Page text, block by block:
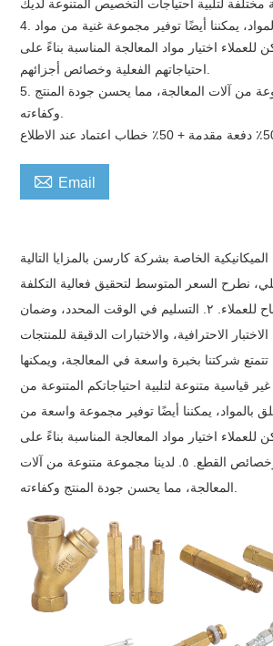
4. فيما يتعلق بالمواد، يمكننا أيضًا توفير مجموعة غنية من مواد
للعملاء اختيار مواد المعالجة المناسبة بناءً على
5. لدينا مجموعة متنوعة من آلات المعالجة، مما يحسن جودة المنتج
 Email
نطرح السعر المتوسط ​​لتحقيق فعالية التكلفة
الحقيقية وتحقيق الأرباح للعملاء. ٢. التسليم في الوقت المحدد، وضمان
الاحترافية، والاختبارات الدقيقة للمنتجات
جودتها. ٣. تتمتع شركتنا بخبرة واسعة في المعالجة، ويمكنها
قياسية متنوعة لتلبية احتياجاتكم المتنوعة من
فيما يتعلق بالمواد، يمكننا أيضًا توفير مجموعة واسعة من
للعملاء اختيار مواد المعالجة المناسبة بناءً على
احتياجاتهم الفعلية وخصائص القطع. ٥. لدينا مجموعة متنوعة من آلات